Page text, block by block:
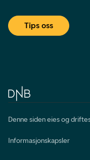
Tips oss
Denne siden eies og
Informasjonskapsler